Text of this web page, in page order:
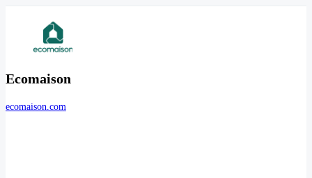
Ecomaison
ecomaison.com